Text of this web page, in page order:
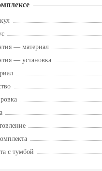
— материал
— установка
с тумбой